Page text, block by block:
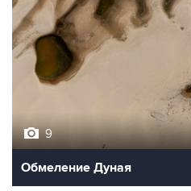
9
Обмеление Дуная